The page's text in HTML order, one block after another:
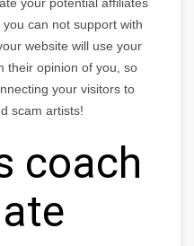
can not support with
website will use your
their opinion of you, so
your visitors to
scam artists!
coach